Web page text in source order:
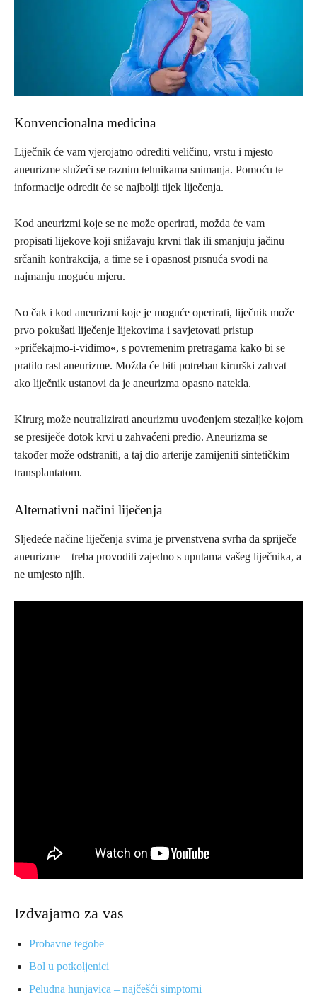
Konvencionalna medicina
Liječnik će vam vjerojatno odrediti veličinu, vrstu i mjesto
aneurizme služeći se raznim tehnikama sni­manja. Pomoću te
informacije odredit će se najbolji tijek liječenja.
Kod aneurizmi koje se ne može operirati, možda će vam
propisati lijekove koji snižavaju krvni tlak ili smanjuju jačinu
srčanih kontrakcija, a time se i opas­nost prsnuća svodi na
najmanju moguću mjeru.
No čak i kod aneurizmi koje je moguće operirati, liječ­nik može
prvo pokušati liječenje lijekovima i savje­tovati pristup
»pričekajmo-i-vidimo«, s povremenim pretragama kako bi se
pratilo rast aneurizme. Možda će biti potreban kirurški zahvat
ako liječnik ustanovi da je aneurizma opasno natekla.
Kirurg može neutralizirati aneurizmu uvođenjem stezaljke kojom
se presiječe dotok krvi u zahvaćeni predio. Aneurizma se
također može odstraniti, a taj dio arterije zamijeniti sintetičkim
transplantatom.
Alternativni načini liječenja
Sljedeće načine liječenja svima je prvenstvena svrha da spriječe
aneurizme – treba provoditi zajed­no s uputama vašeg liječnika, a
ne umjesto njih.
Izdvajamo za vas
Probavne tegobe
Bol u potkoljenici
Peludna hunjavica – najčešći simptomi